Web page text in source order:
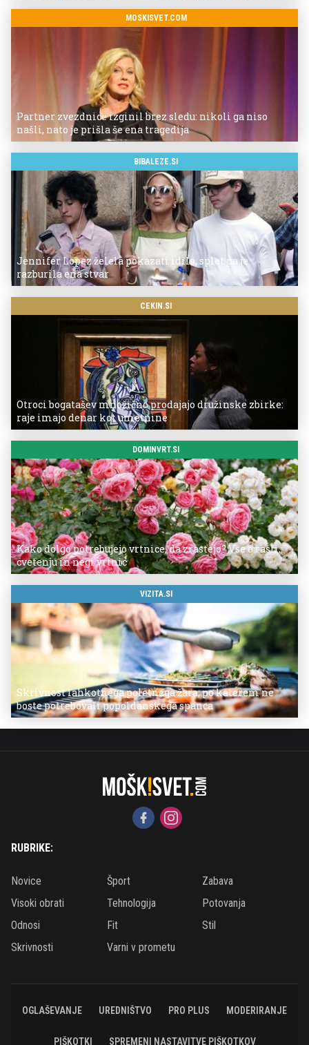
MOSKISVET.COM
Partner zvezdnice izginil brez sledu: nikoli ga niso
našli, nato je prišla še ena tragedija
BIBALEZE.SI
Jennifer Lopez želela pokazati idilo, splet pa je
razburila ena stvar
CEKIN.SI
Otroci bogatašev množično prodajajo družinske zbirke:
raje imajo denar kot umetnine
DOMINVRT.SI
Kako dolgo potrebujejo vrtnice, da zrastejo? Vse o rasti,
cvetenju in negi vrtnic
VIZITA.SI
Skrivnost lahkotnega poletnega žara, po katerem ne
boste potrebovali popoldanskega spanca
RUBRIKE:
Novice Šport
Zabava
Visoki obrati
Tehnologija
Potovanja
Odnosi
Fit
Stil
Skrivnosti
Varni v prometu
OGLAŠEVANJE UREDNIŠTVO PRO PLUS MODERIRANJE
PIŠKOTKI SPREMENI NASTAVITVE PIŠKOTKOV